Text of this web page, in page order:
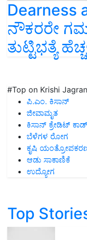
Dearness
ನೌಕರರೇ
ತುಟ್ಟಿಭತ್ಯೆ
#Top on Krishi Jagran
ಪಿ.ಎಂ. ಕಿಸಾನ್
ಜೀವಾಮೃತ
ಕಿಸಾನ್ ಕ್ರೇಡಿಟ್
ಬೆಳೆಗಳ ರೋಗ
ಕೃಷಿ
ಆಡು ಸಾಕಾಣಿಕೆ
ಉದ್ಯೋಗ
Top